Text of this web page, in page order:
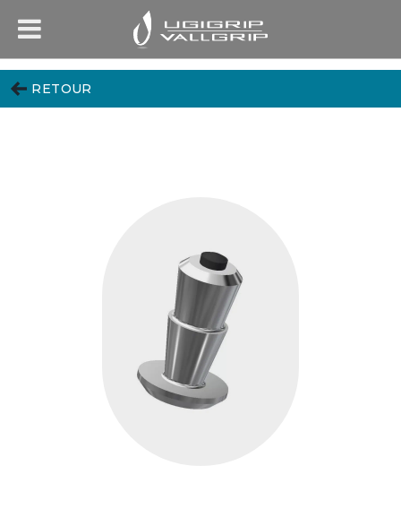
RETOUR